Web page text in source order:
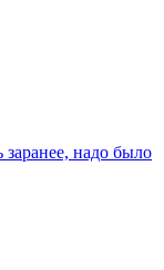
заранее, надо было